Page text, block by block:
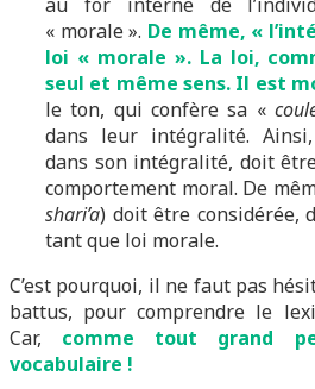
« morale ». De même, «
loi « morale ». La loi,
seul et même sens. Il est
le ton, qui confère sa «
dans leur intégralité.
dans son intégralité, doit
comportement moral. De
shari’a) doit être considérée,
tant que loi morale.
C’est pourquoi, il ne faut pas
battus, pour comprendre le
Car, comme tout grand
vocabulaire !